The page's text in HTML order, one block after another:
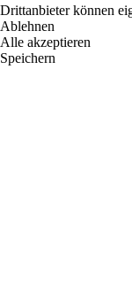
Drittanbieter können
Ablehnen
Alle akzeptieren
Speichern